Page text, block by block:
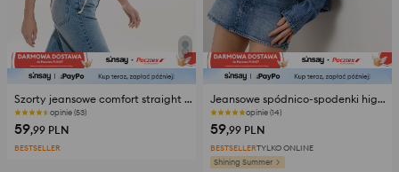
Szorty jeansowe comfort straight z wysokim stanem
opinie (53)
59,99 PLN
BESTSELLER
Jeansowe spódnico-spodenki high waist
opinie (14)
59,99 PLN
BESTSELLERTYLKO ONLINE
Shining Summer